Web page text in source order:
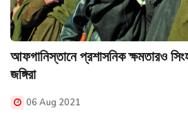
আফগানিস্তানে প্রশাসনিক ক্ষমতারও
জঙ্গিরা
06 Aug 2021